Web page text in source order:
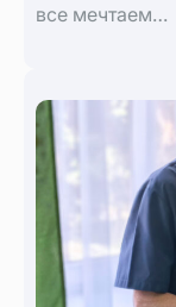
все мечтаем…